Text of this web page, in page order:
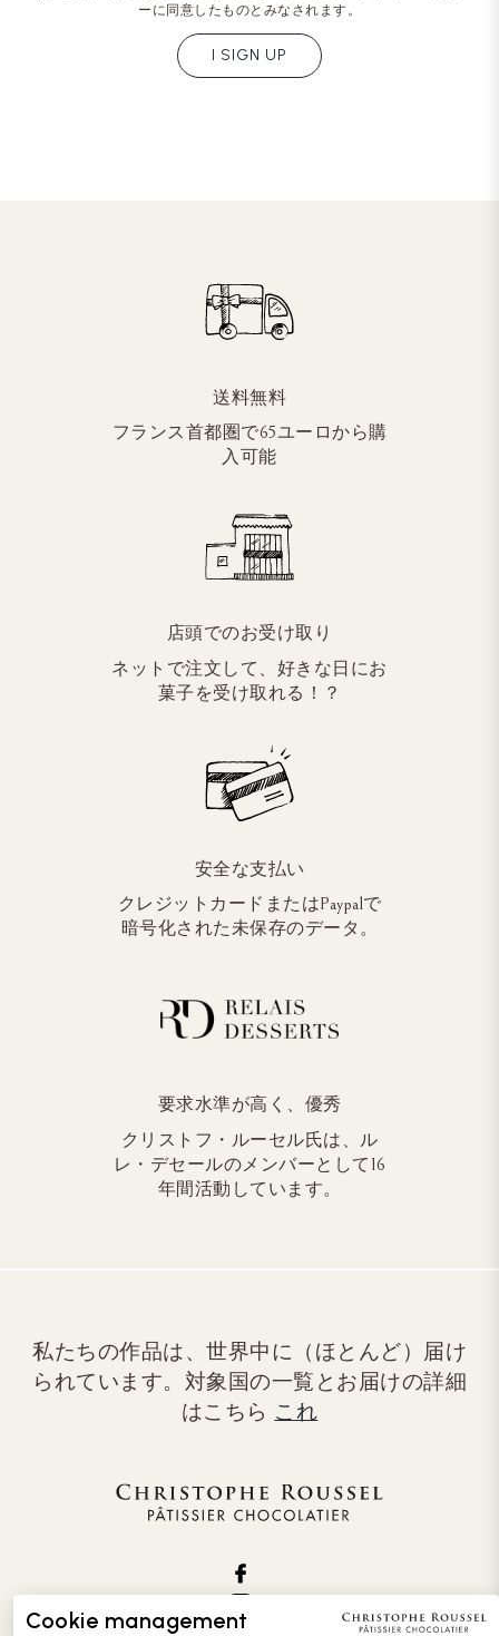
ーに同意したものとみなされます。
I SIGN UP
送料無料
フランス首都圏で65ユーロから購
入可能
店頭でのお受け取り
ネットで注文して、好きな日にお
菓子を受け取れる！？
安全な支払い
クレジットカードまたはPaypalで
暗号化された未保存のデータ。
要求水準が高く、優秀
クリストフ・ルーセル氏は、ル
レ・デセールのメンバーとして16
年間活動しています。
私たちの作品は、世界中に（ほとんど）届け
られています。対象国の一覧とお届けの詳細
はこちら これ
Cookie management